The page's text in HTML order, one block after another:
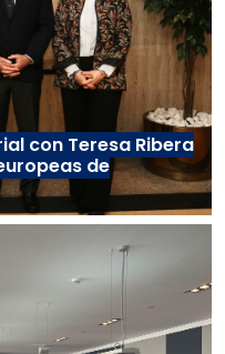
con Teresa Ribera
de